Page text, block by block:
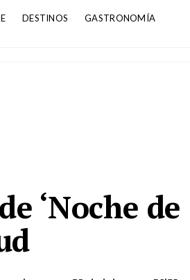
DESTINOS GASTRONOMÍA
‘Noche de